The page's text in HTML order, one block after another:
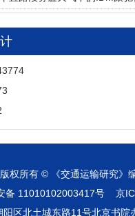
版权所有 © 《交通运输研究》
备 11010102003417号
京
阳区北土城东路11号北京书